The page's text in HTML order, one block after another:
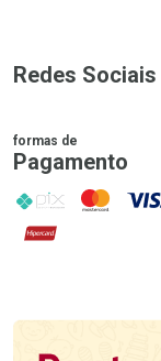
Redes Sociais
formas de
Pagamento
PIX MasterCard
VISA
Hipercard